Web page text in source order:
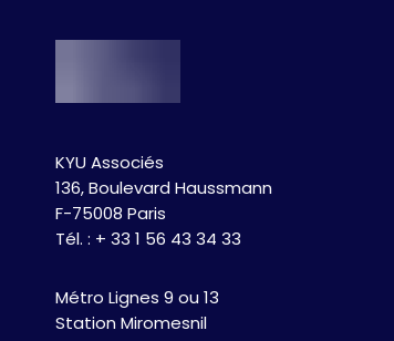
KYU Associés
136, Boulevard Haussmann
F-75008 Paris
Tél. : + 33 1 56 43 34 33
Métro Lignes 9 ou 13
Station Miromesnil